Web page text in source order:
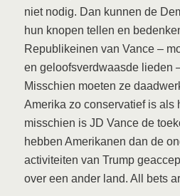
niet nodig. Dan kunnen de
hun knopen tellen en
Republikeinen van Vance –
en geloofsverdwaasde lieden
Misschien moeten ze
Amerika zo conservatief is als
misschien is JD Vance de
hebben Amerikanen dan de
activiteiten van Trump
over een ander land. All bets